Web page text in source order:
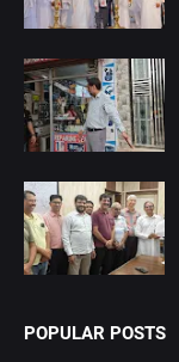
POPULAR POSTS